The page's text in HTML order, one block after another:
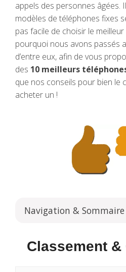
appels des personnes âgées.
modèles de téléphones fixes
pas facile de choisir le meilleur
pourquoi nous avons passés
d’entre eux, afin de vous
des 10 meilleurs
que nos conseils pour bien le
acheter un !
Navigation & Sommaire
Classement